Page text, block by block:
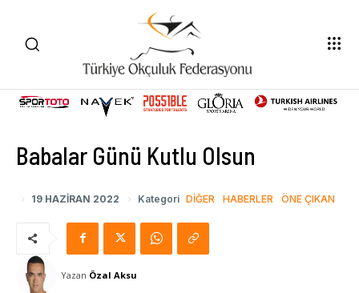
Babalar Günü Kutlu Olsun
19 HAZIRAN 2022 Kategori DIĞER HABERLER ÖNE ÇIKAN
Yazan Özal Aksu